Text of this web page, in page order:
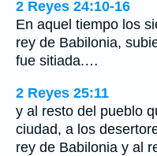
2 Reyes 24:10-16
En aquel tiempo los
rey de Babilonia,
fue sitiada.…
2 Reyes 25:11
y al resto del pueblo
ciudad, a los
rey de Babilonia y al